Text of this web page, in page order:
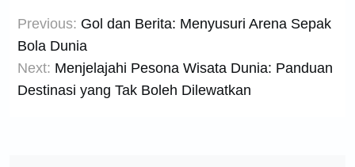
navigation
Previous: Gol dan Berita: Menyusuri Arena Sepak
Bola Dunia
Next: Menjelajahi Pesona Wisata Dunia: Panduan
Destinasi yang Tak Boleh Dilewatkan